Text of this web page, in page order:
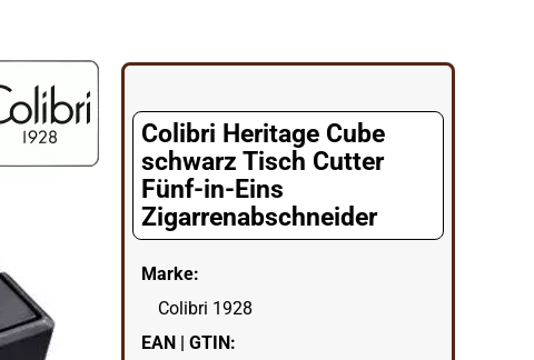
Colibri Heritage Cube
schwarz Tisch Cutter
Fünf-in-Eins
Zigarrenabschneider
Marke:
Colibri 1928
EAN | GTIN: